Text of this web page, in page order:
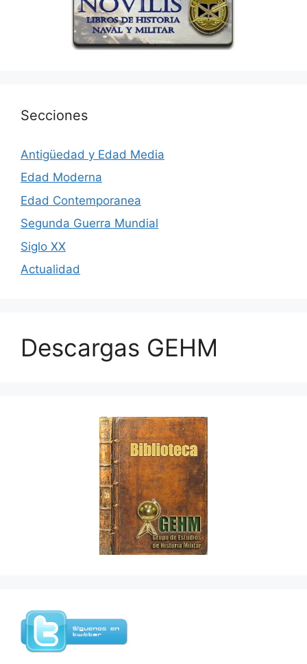
Secciones
Antigüedad y Edad Media
Edad Moderna
Edad Contemporanea
Segunda Guerra Mundial
Siglo XX
Actualidad
Descargas GEHM